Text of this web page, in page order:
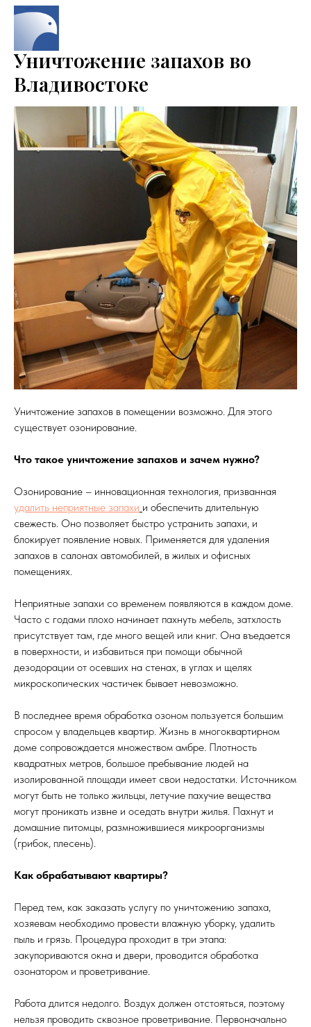
Уничтожение запахов во
Владивостоке
Уничтожение запахов в помещении возможно. Для этого
существует озонирование.
Что такое уничтожение запахов и зачем нужно?
Озонирование – инновационная технология, призванная
удалить неприятные запахи и обеспечить длительную
свежесть. Оно позволяет быстро устранить запахи, и
блокирует появление новых. Применяется для удаления
запахов в салонах автомобилей, в жилых и офисных
помещениях.
Неприятные запахи со временем появляются в каждом доме.
Часто с годами плохо начинает пахнуть мебель, затхлость
присутствует там, где много вещей или книг. Она въедается
в поверхности, и избавиться при помощи обычной
дезодорации от осевших на стенах, в углах и щелях
микроскопических частичек бывает невозможно.
В последнее время обработка озоном пользуется большим
спросом у владельцев квартир. Жизнь в многоквартирном
доме сопровождается множеством амбре. Плотность
квадратных метров, большое пребывание людей на
изолированной площади имеет свои недостатки. Источником
могут быть не только жильцы, летучие пахучие вещества
могут проникать извне и оседать внутри жилья. Пахнут и
домашние питомцы, размножившиеся микроорганизмы
(грибок, плесень).
Как обрабатывают квартиры?
Перед тем, как заказать услугу по уничтожению запаха,
хозяевам необходимо провести влажную уборку, удалить
пыль и грязь. Процедура проходит в три этапа:
закупориваются окна и двери, проводится обработка
озонатором и проветривание.
Работа длится недолго. Воздух должен отстояться, поэтому
нельзя проводить сквозное проветривание. Первоначально